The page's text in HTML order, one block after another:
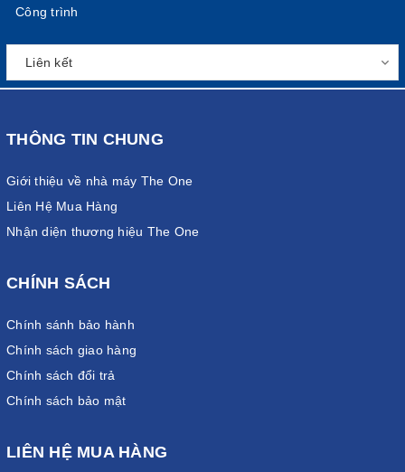
Công trình
THÔNG TIN CHUNG
Giới thiệu về nhà máy The One
Liên Hệ Mua Hàng
Nhận diện thương hiệu The One
CHÍNH SÁCH
Chính sánh bảo hành
Chính sách giao hàng
Chính sách đổi trả
Chính sách bảo mật
LIÊN HỆ MUA HÀNG